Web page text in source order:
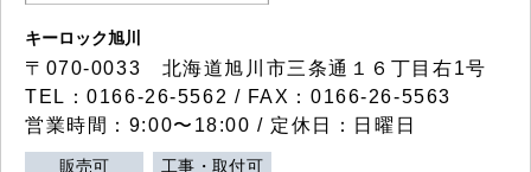
キーロック旭川
〒070-0033 北海道旭川市三条通１６丁目右1号
TEL：0166-26-5562 / FAX：0166-26-5563
営業時間：9:00〜18:00 / 定休日：日曜日
販売可 工事・取付可